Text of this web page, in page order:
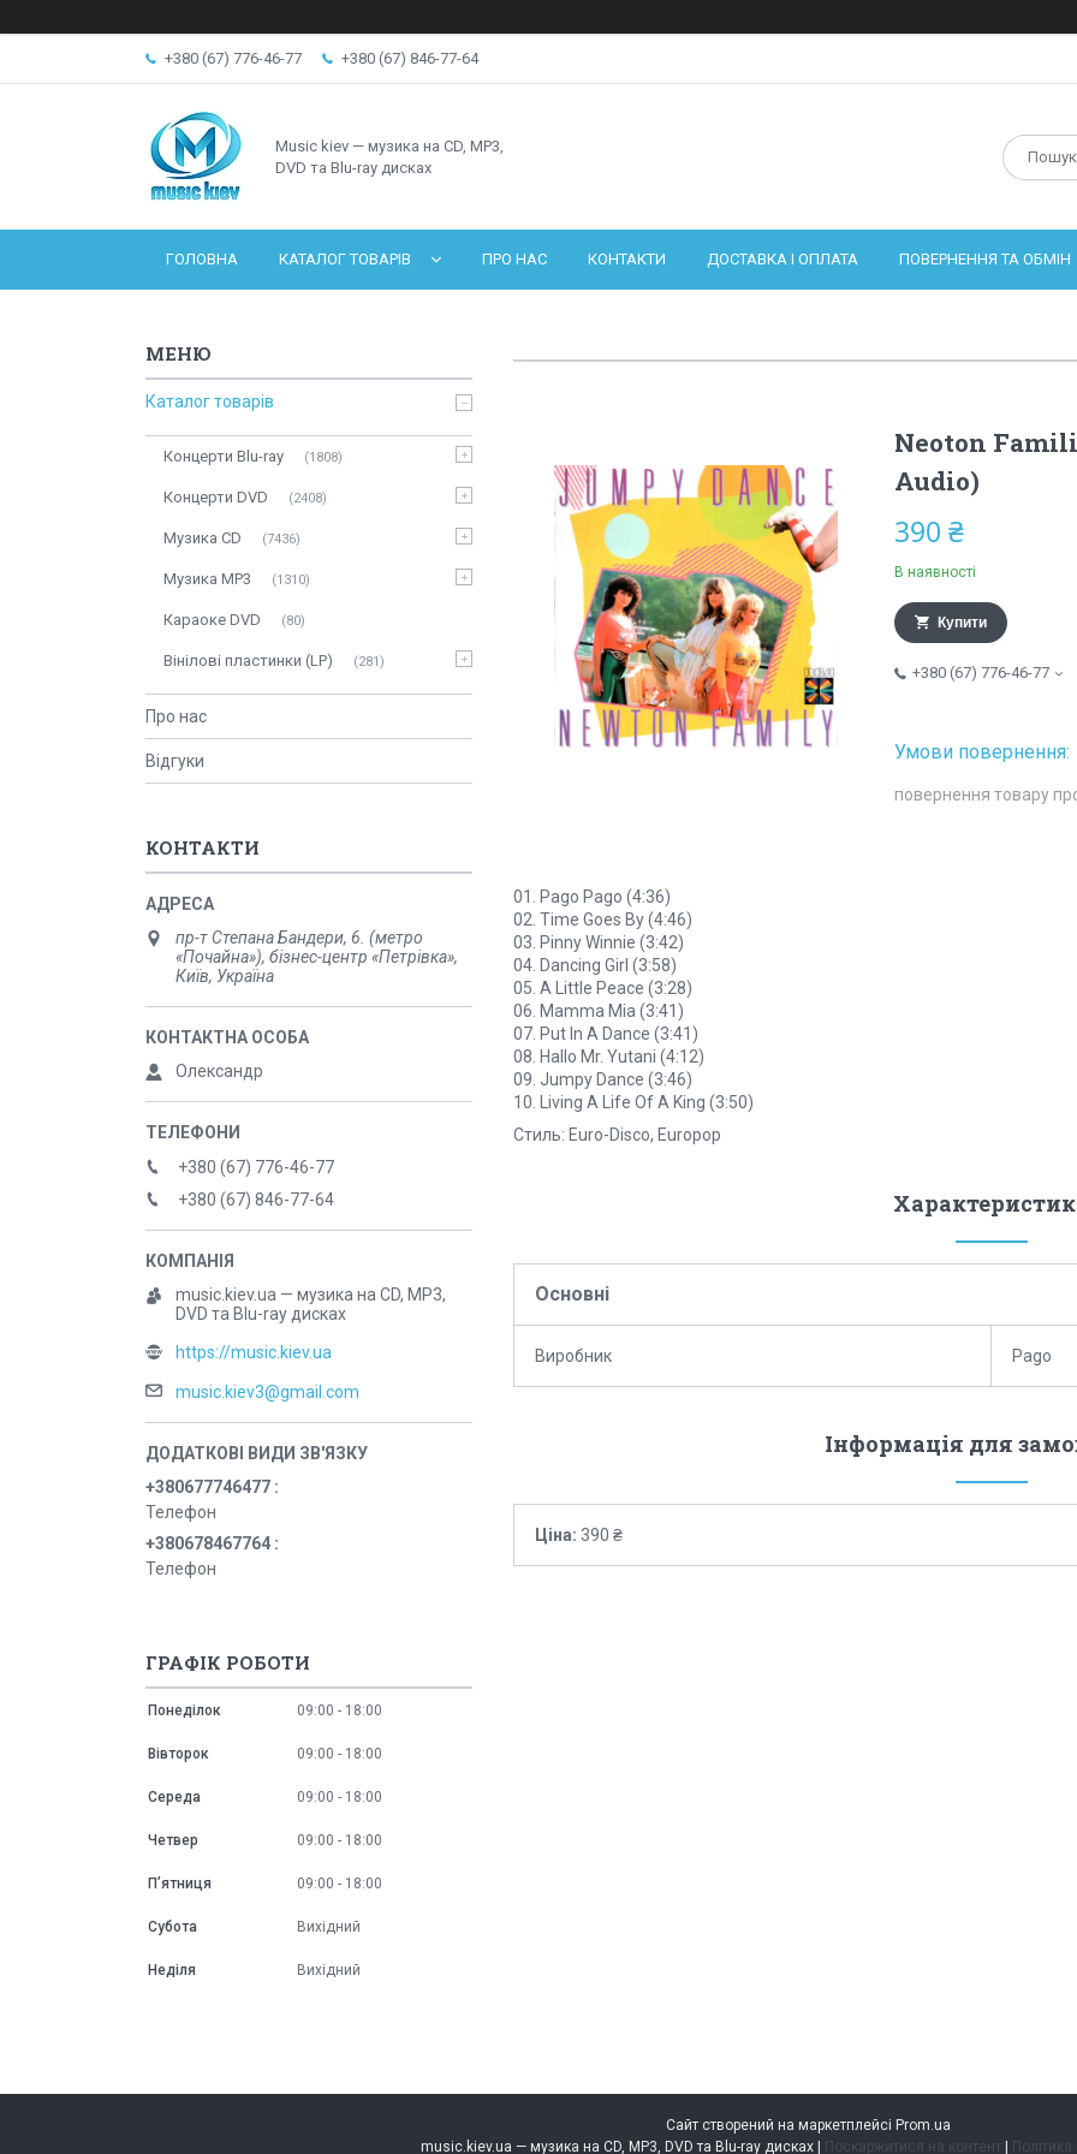
+380 (67) 776-46-77 +380 (67) 846-77-64
Music kiev — музика на CD, MP3,
DVD та Blu-ray дисках
ГОЛОВНА КАТАЛОГ ТОВАРІВ ПРО НАС КОНТАКТИ ДОСТАВКА І ОПЛАТА ПОВЕРНЕННЯ ТА ОБМІН
Neoton
Audio)
390 ₴
В наявності
Купити
+380 (67) 776-46-77
повернення товару
01. Pago Pago (4:36)
02. Time Goes By (4:46)
03. Pinny Winnie (3:42)
04. Dancing Girl (3:58)
05. A Little Peace (3:28)
06. Mamma Mia (3:41)
07. Put In A Dance (3:41)
08. Hallo Mr. Yutani (4:12)
09. Jumpy Dance (3:46)
10. Living A Life Of A King (3:50)
Стиль: Euro-Disco, Europop
Основні
Виробник Pago
Інформація для
Ціна: 390 ₴
Каталог товарів
Концерти Blu-ray 1808
Концерти DVD 2408
Музика CD 7436
Музика MP3 1310
Караоке DVD 80
Вінілові пластинки (LP) 281
Про нас
Відгуки
КОНТАКТИ
пр-т Степана Бандери, 6. (метро
«Почайна»), бізнес-центр «Петрівка»,
Київ, Україна
Олександр
+380 (67) 776-46-77
+380 (67) 846-77-64
music.kiev.ua — музика на CD, MP3,
DVD та Blu-ray дисках
https://music.kiev.ua
music.kiev3@gmail.com
+380677746477
Телефон
+380678467764
Телефон
ГРАФІК РОБОТИ
Понеділок 09:00 18:00
Вівторок 09:00 18:00
Середа 09:00 18:00
Четвер 09:00 18:00
Пʼятниця 09:00 18:00
Субота Вихідний
Неділя Вихідний
Сайт створений на маркетплейсі Prom.ua
music.kiev.ua — музика на CD, MP3, DVD та Blu-ray дисках | Поскаржитися на контент | Політика